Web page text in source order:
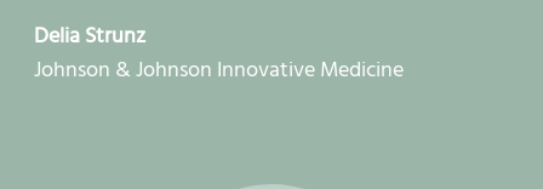
Delia Strunz
Johnson & Johnson Innovative Medicine